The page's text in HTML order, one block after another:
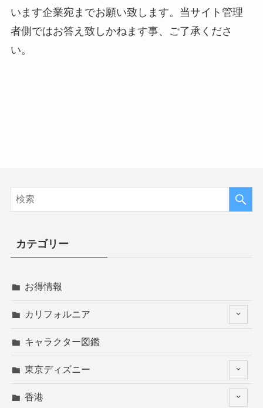
います企業宛までお願い致します。当サイト管理
者側ではお答え致しかねます事、ご了承くださ
い。
カテゴリー
お得情報
カリフォルニア
キャラクター図鑑
東京ディズニー
香港